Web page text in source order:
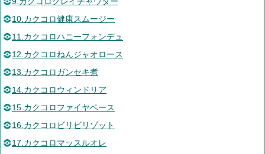
10.カクコロ健康スムージー
11.カクコロハニーフォンデュ
12.カクコロねんジャオロース
13.カクコロガンセキ煮
14.カクコロウィンドリア
15.カクコロファイヤベース
16.カクコロビリビリゾット
17.カクコロマッスルオレ